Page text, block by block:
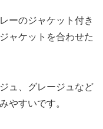
ーのジャケット付き
ャケットを合わせた
ュ、グレージュなど
やすいです。